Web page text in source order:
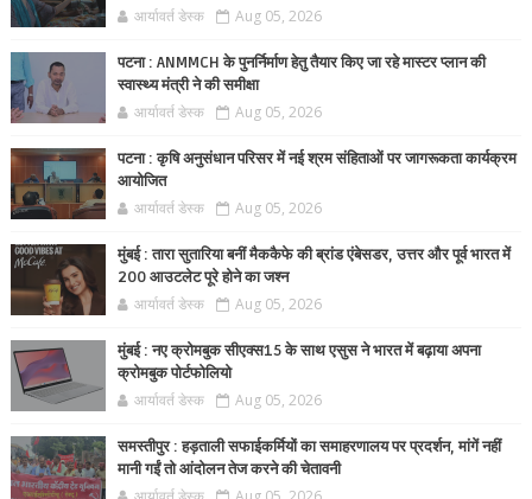
आर्यावर्त डेस्क Aug 05, 2026
पटना : ANMMCH के पुनर्निर्माण हेतु तैयार किए जा रहे मास्टर प्लान की
स्वास्थ्य मंत्री ने की समीक्षा
आर्यावर्त डेस्क Aug 05, 2026
पटना : कृषि अनुसंधान परिसर में नई श्रम संहिताओं पर जागरूकता कार्यक्रम
आयोजित
आर्यावर्त डेस्क Aug 05, 2026
मुंबई : तारा सुतारिया बनीं मैककैफे की ब्रांड एंबेसडर, उत्तर और पूर्व भारत में
200 आउटलेट पूरे होने का जश्न
आर्यावर्त डेस्क Aug 05, 2026
मुंबई : नए क्रोमबुक सीएक्स15 के साथ एसुस ने भारत में बढ़ाया अपना
क्रोमबुक पोर्टफोलियो
आर्यावर्त डेस्क Aug 05, 2026
समस्तीपुर : हड़ताली सफाईकर्मियों का समाहरणालय पर प्रदर्शन, मांगें नहीं
मानी गईं तो आंदोलन तेज करने की चेतावनी